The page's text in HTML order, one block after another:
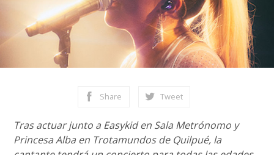
Share Tweet
Tras actuar junto a Easykid en Sala Metrónomo y
Princesa Alba en Trotamundos de Quilpué, la